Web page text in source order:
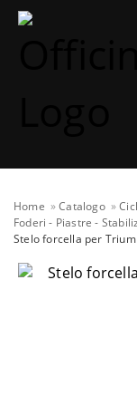
Home Catalogo
Foderi - Piastre -
Stelo forcella per